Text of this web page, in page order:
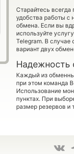
Старайтесь
удобства работы
обмена. Если вы
используйте
Telegram. В
вариант двух
Надежность
Каждый из
при этом команда
Использование
пунктах. При
размер резервов и